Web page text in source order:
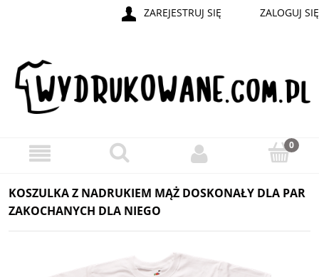
ZAREJESTRUJ SIĘ ZALOGUJ SIĘ
KOSZULKA Z NADRUKIEM MĄŻ DOSKONAŁY DLA PAR
ZAKOCHANYCH DLA NIEGO